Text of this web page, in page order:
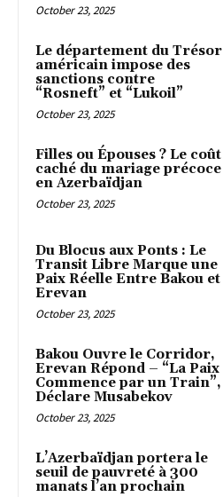
October 23, 2025
Le département du Trésor
américain impose des
sanctions contre
“Rosneft” et “Lukoil”
October 23, 2025
Filles ou Épouses ? Le coût
caché du mariage précoce
en Azerbaïdjan
October 23, 2025
Du Blocus aux Ponts : Le
Transit Libre Marque une
Paix Réelle Entre Bakou et
Erevan
October 23, 2025
Bakou Ouvre le Corridor,
Erevan Répond – “La Paix
Commence par un Train”,
Déclare Musabekov
October 23, 2025
L’Azerbaïdjan portera le
seuil de pauvreté à 300
manats l’an prochain